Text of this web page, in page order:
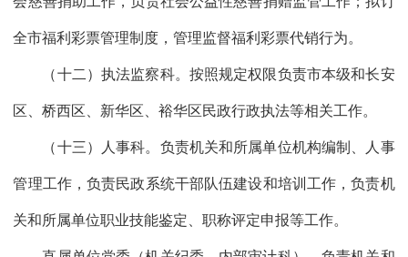
全市福利彩票管理制度，管理监督福利彩票代销行为。
（十二）执法监察科。按照规定权限负责市本级和长安
区、桥西区、新华区、裕华区民政行政执法等相关工作。
（十三）人事科。负责机关和所属单位机构编制、人事
管理工作，负责民政系统干部队伍建设和培训工作，负责机
关和所属单位职业技能鉴定、职称评定申报等工作。